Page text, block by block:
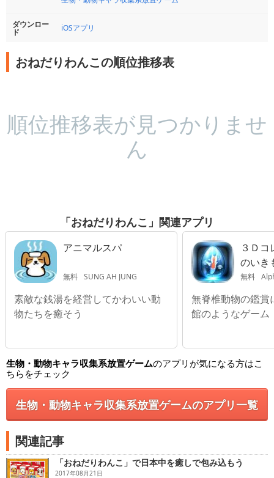
ダウンロー
ド iOSアプリ
おねだりわんこの順位推移表
順位推移表が見つかりませ
ん
「おねだりわんこ」関連アプリ
アニマルスパ
無料 SUNG AH JUNG
素敵な銭湯を経営してかわいい動
物たちを癒そう
３Ｄ
のいき
物
無料
無脊椎動物の鑑賞
館のようなゲーム
生物・動物キャラ収集系放置ゲームのアプリが気になる方はこ
ちらをチェック
生物・動物キャラ収集系放置ゲームのアプリ一覧
関連記事
「おねだりわんこ」で日本中を癒しで包み込もう
2017年08月21日